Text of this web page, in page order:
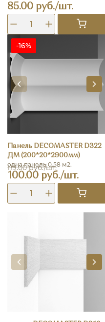
85.00 руб./шт.
-16%
Панель DECOMASTER D322
ДМ (200*20*2900мм)
одна панель 0.58 м2.
119.00 руб./шт.
100.00 руб./шт.